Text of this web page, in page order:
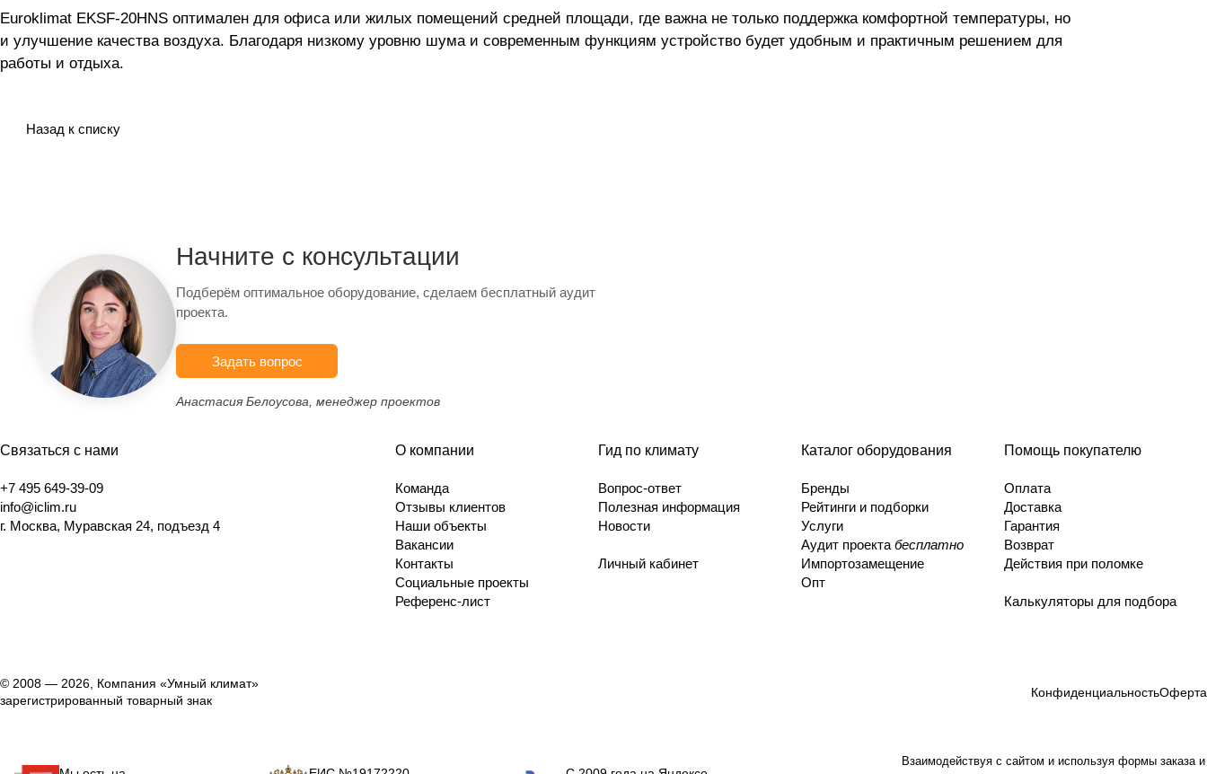
Euroklimat EKSF-20HNS оптимален для офиса или жилых помещений средней площади, где важна не только поддержка комфортной температуры, но
и улучшение качества воздуха. Благодаря низкому уровню шума и современным функциям устройство будет удобным и практичным решением для
работы и отдыха.
Назад к списку
Начните с консультации
Подберём оптимальное оборудование, сделаем бесплатный аудит
проекта.
Задать вопрос
Анастасия Белоусова, менеджер проектов
Связаться с нами
+7 495 649-39-09
info@iclim.ru
г. Москва, Муравская 24, подъезд 4
О компании
Команда
Отзывы клиентов
Наши объекты
Вакансии
Контакты
Социальные проекты
Референс-лист
Гид по климату
Вопрос-ответ
Полезная информация
Новости
Личный кабинет
Каталог оборудования
Бренды
Рейтинги и подборки
Услуги
Аудит проекта бесплатно
Импортозамещение
Опт
Помощь покупателю
Оплата
Доставка
Гарантия
Возврат
Действия при поломке
Калькуляторы для подбора
© 2008 — 2026, Компания «Умный климат»
зарегистрированный товарный знак
КонфиденциальностьОферта
Взаимодействуя с сайтом и используя формы заказа и